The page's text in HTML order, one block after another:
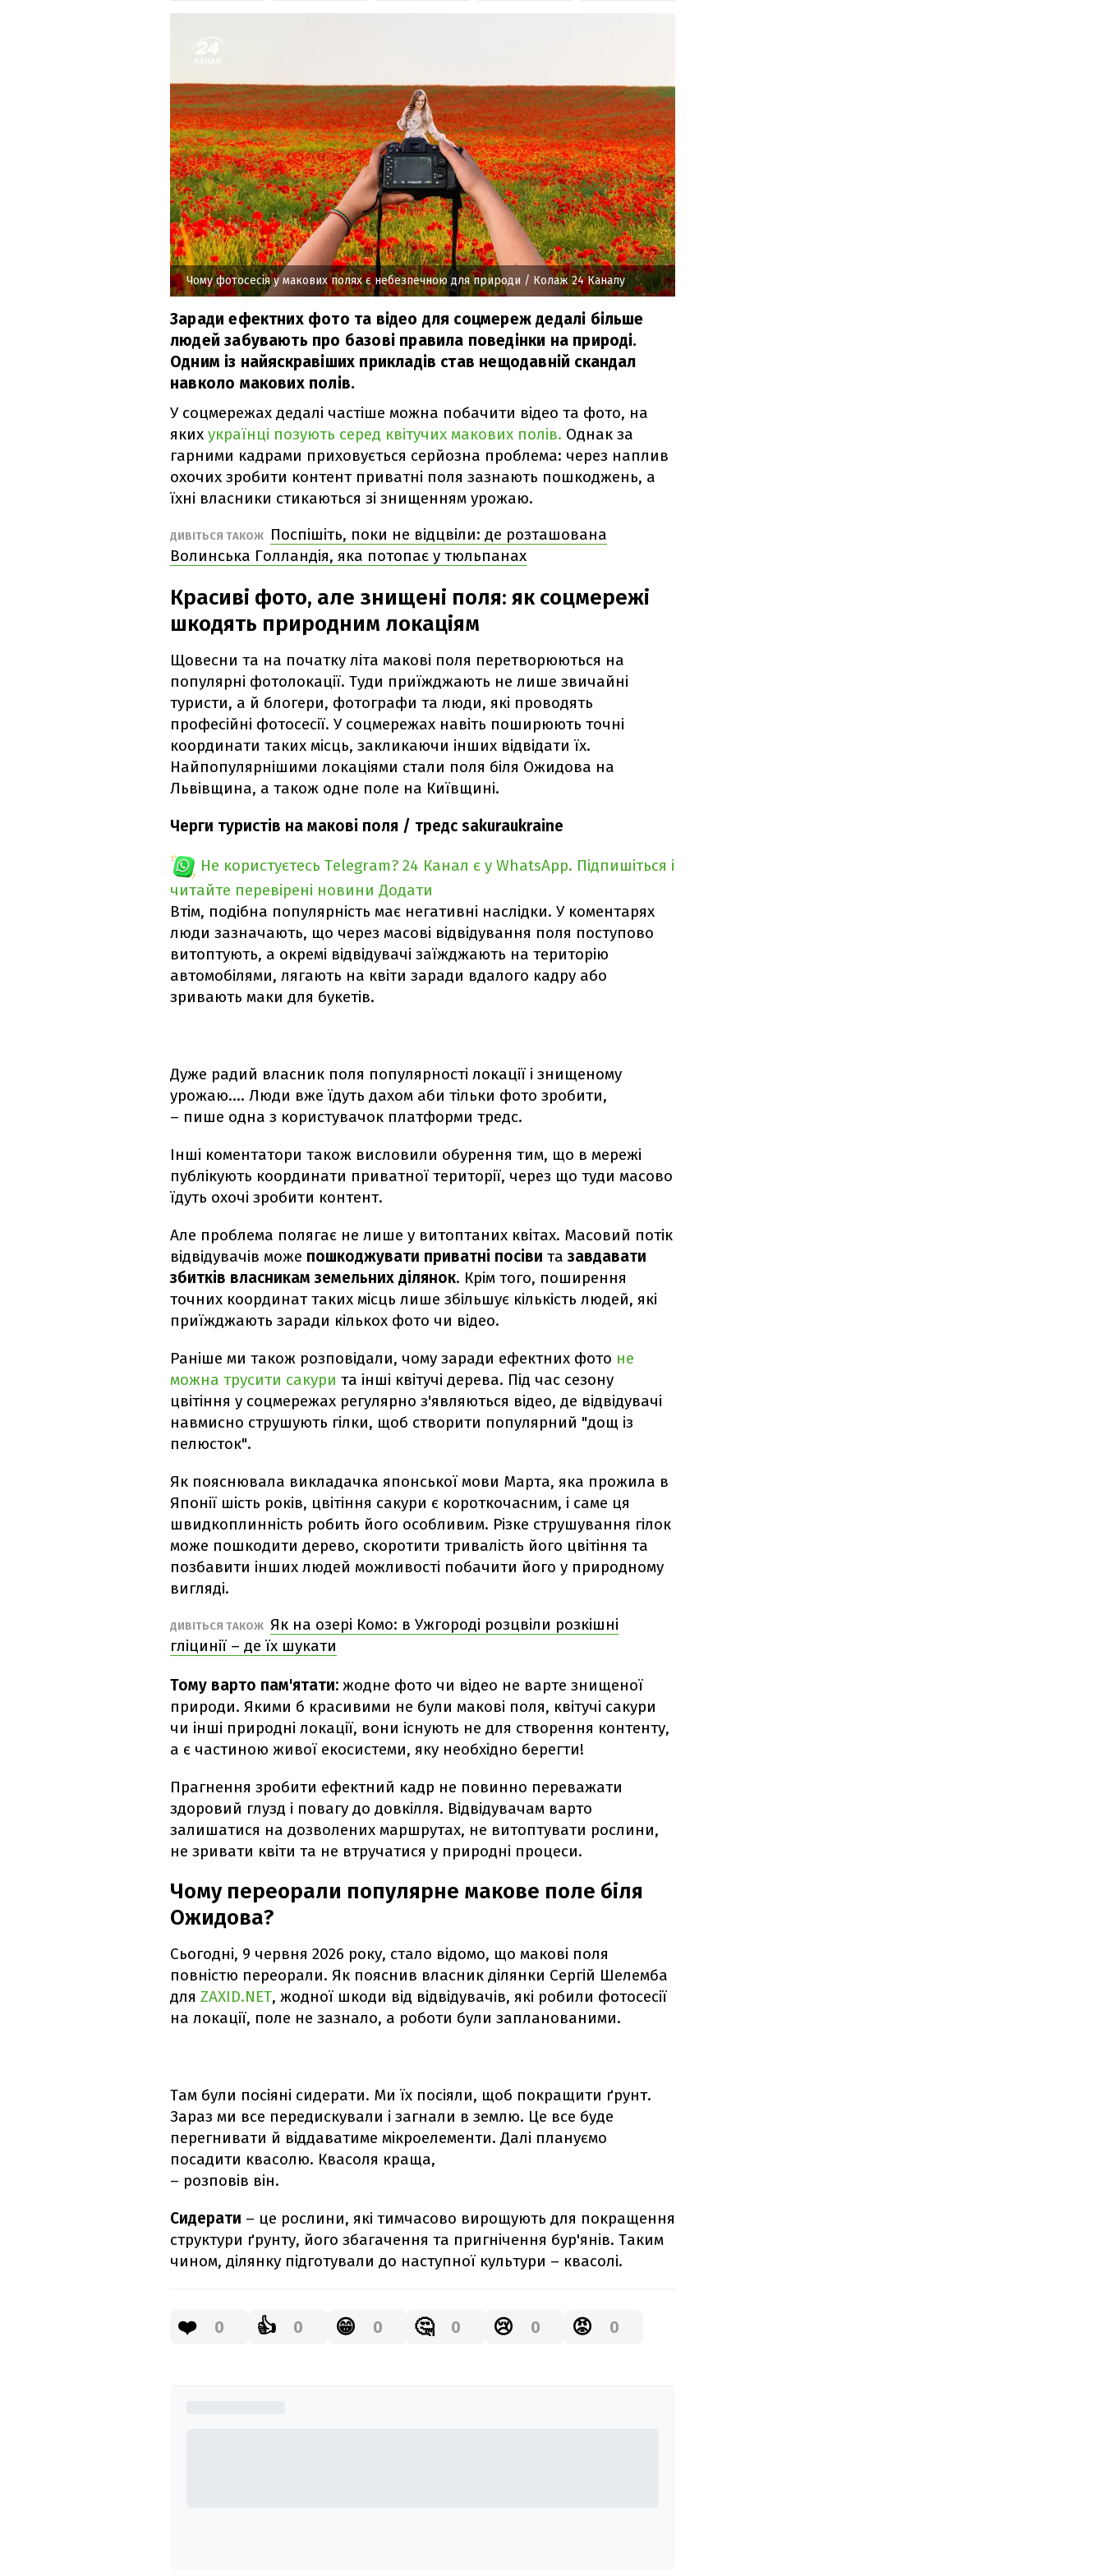
Чому фотосесія у макових полях є небезпечною для природи / Колаж 24 Каналу
Заради ефектних фото та відео для соцмереж дедалі більше
людей забувають про базові правила поведінки на природі.
Одним із найяскравіших прикладів став нещодавній скандал
навколо макових полів.
У соцмережах дедалі частіше можна побачити відео та фото, на
яких українці позують серед квітучих макових полів. Однак за
гарними кадрами приховується серйозна проблема: через наплив
охочих зробити контент приватні поля зазнають пошкоджень, а
їхні власники стикаються зі знищенням урожаю.
ДИВІТЬСЯ ТАКОЖ
Поспішіть, поки не відцвіли: де розташована
Волинська Голландія, яка потопає у тюльпанах
Красиві фото, але знищені поля: як соцмережі
шкодять природним локаціям
Щовесни та на початку літа макові поля перетворюються на
популярні фотолокації. Туди приїжджають не лише звичайні
туристи, а й блогери, фотографи та люди, які проводять
професійні фотосесії. У соцмережах навіть поширюють точні
координати таких місць, закликаючи інших відвідати їх.
Найпопулярнішими локаціями стали поля біля Ожидова на
Львівщина, а також одне поле на Київщині.
Черги туристів на макові поля / тредс sakuraukraine
Не користуєтесь Telegram? 24 Канал є у WhatsApp. Підпишіться і
читайте перевірені новини Додати
Втім, подібна популярність має негативні наслідки. У коментарях
люди зазначають, що через масові відвідування поля поступово
витоптують, а окремі відвідувачі заїжджають на територію
автомобілями, лягають на квіти заради вдалого кадру або
зривають маки для букетів.
Дуже радий власник поля популярності локації і знищеному
урожаю.... Люди вже їдуть дахом аби тільки фото зробити,
– пише одна з користувачок платформи тредс.
Інші коментатори також висловили обурення тим, що в мережі
публікують координати приватної території, через що туди масово
їдуть охочі зробити контент.
Але проблема полягає не лише у витоптаних квітах. Масовий потік
відвідувачів може пошкоджувати приватні посіви тазавдавати
збитків власникам земельних ділянок. Крім того, поширення
точних координат таких місць лише збільшує кількість людей, які
приїжджають заради кількох фото чи відео.
Раніше ми також розповідали, чому заради ефектних фото не
можна трусити сакури та інші квітучі дерева. Під час сезону
цвітіння у соцмережах регулярно з'являються відео, де відвідувачі
навмисно струшують гілки, щоб створити популярний "дощ із
пелюсток".
Як пояснювала викладачка японської мови Марта, яка прожила в
Японії шість років, цвітіння сакури є короткочасним, і саме ця
швидкоплинність робить його особливим. Різке струшування гілок
може пошкодити дерево, скоротити тривалість його цвітіння та
позбавити інших людей можливості побачити його у природному
вигляді.
ДИВІТЬСЯ ТАКОЖ Як на озері Комо: в Ужгороді розцвіли розкішні
гліцинії – де їх шукати
Тому варто пам'ятати: жодне фото чи відео не варте знищеної
природи. Якими б красивими не були макові поля, квітучі сакури
чи інші природні локації, вони існують не для створення контенту,
а є частиною живої екосистеми, яку необхідно берегти!
Прагнення зробити ефектний кадр не повинно переважати
здоровий глузд і повагу до довкілля. Відвідувачам варто
залишатися на дозволених маршрутах, не витоптувати рослини,
не зривати квіти та не втручатися у природні процеси.
Чому переорали популярне макове поле біля
Ожидова?
Сьогодні, 9 червня 2026 року, стало відомо, що макові поля
повністю переорали. Як пояснив власник ділянки Сергій Шелемба
для ZAXID.NET, жодної шкоди від відвідувачів, які робили фотосесії
на локації, поле не зазнало, а роботи були запланованими.
Там були посіяні сидерати. Ми їх посіяли, щоб покращити ґрунт.
Зараз ми все передискували і загнали в землю. Це все буде
перегнивати й віддаватиме мікроелементи. Далі плануємо
посадити квасолю. Квасоля краща,
– розповів він.
Cидерати – це рослини, які тимчасово вирощують для покращення
структури ґрунту, його збагачення та пригнічення бур'янів. Таким
чином, ділянку підготували до наступної культури – квасолі.
❤️ 0 👍 0 😁 0 🤔 0 😢 0 😡 0